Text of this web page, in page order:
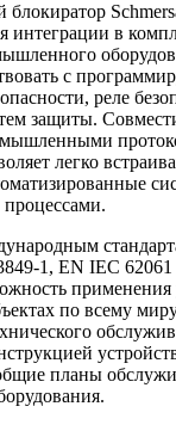
интеграции в
с
реле
защиты.
легко
1, EN IEC 62061
применения
по всему
планы